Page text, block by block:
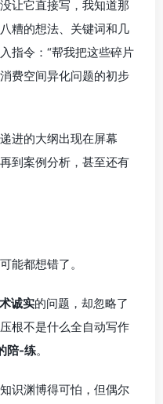
让它直接写，我知道那
糟的想法、关键词和几
指令：“帮我把这些碎片
费空间异化问题的初步
进的大纲出现在屏幕
到案例分析，甚至还有
能都想错了。
诚实的问题，却忽略了
根不是什么全自动写作
陪-练。
识渊博得可怕，但偶尔